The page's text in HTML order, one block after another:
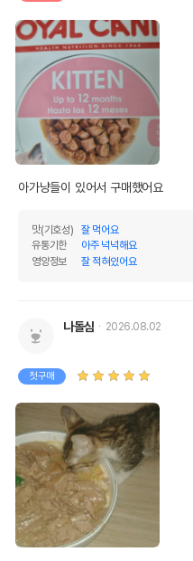
아가냥들이 있어서 구매했어요
맛(기호성)
잘 먹어요
유통기한
아주 넉넉해요
영양정보
잘 적혀있어요
나돌심 2026.08.02
첫구매